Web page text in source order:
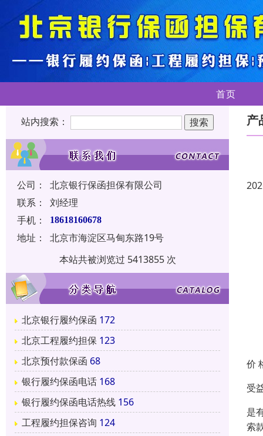
首页
站内搜索：
公司：
北京银行保函担保有限公司
联系：
刘经理
手机：
18618160678
地址：
北京市海淀区马甸东路19号
本站共被浏览过 5413855 次
北京银行履约保函 172
北京工程履约担保 123
北京预付款保函 68
银行履约保函电话 168
银行履约保函电话热线 156
工程履约担保咨询 124
产
价
受
是
索